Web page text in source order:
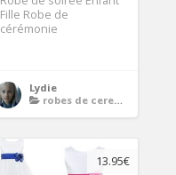
Fille Robe de
cérémonie
Lydie
robes de ceremonie enfants
13.95€